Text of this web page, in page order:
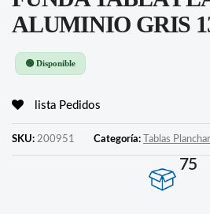
ALUMINIO GRIS
🟢 Disponible
lista Pedidos
SKU: 200951 Categoría: Tablas Planchar
75